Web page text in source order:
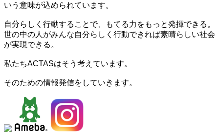
いう意味が込められています。
自分らしく行動することで、もてる力をもっと発揮できる。
世の中の人がみんな自分らしく行動できれば素晴らしい社会
が実現できる。
私たちACTASはそう考えています。
そのための情報発信をしていきます。